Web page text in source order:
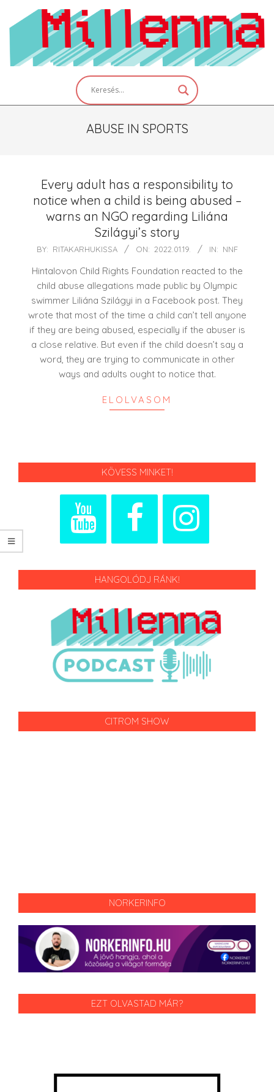
content
ABUSE IN SPORTS
Every adult has a responsibility to
notice when a child is being abused –
warns an NGO regarding Liliána
Szilágyi’s story
2022-
19
BY: RITAKARHUKISSA ON: 2022.01.19. IN: NNF
Hintalovon Child Rights Foundation reacted to the
child abuse allegations made public by Olympic
swimmer Liliána Szilágyi in a Facebook post. They
wrote that most of the time a child can’t tell anyone
if they are being abused, especially if the abuser is
a close relative. But even if the child doesn’t say a
word, they are trying to communicate in other
ways and adults ought to notice that.
ELOLVASOM
KÖVESS MINKET!
HANGOLÓDJ RÁNK!
CITROM SHOW
NORKERINFO
EZT OLVASTAD MÁR?